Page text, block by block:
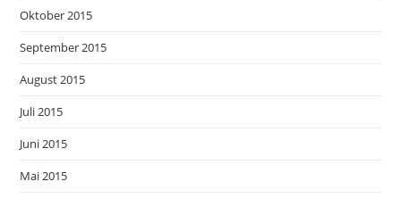
Oktober 2015
September 2015
August 2015
Juli 2015
Juni 2015
Mai 2015